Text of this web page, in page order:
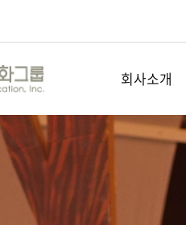
회사소개
남이섬교육문화그룹
공간소개
오시는길